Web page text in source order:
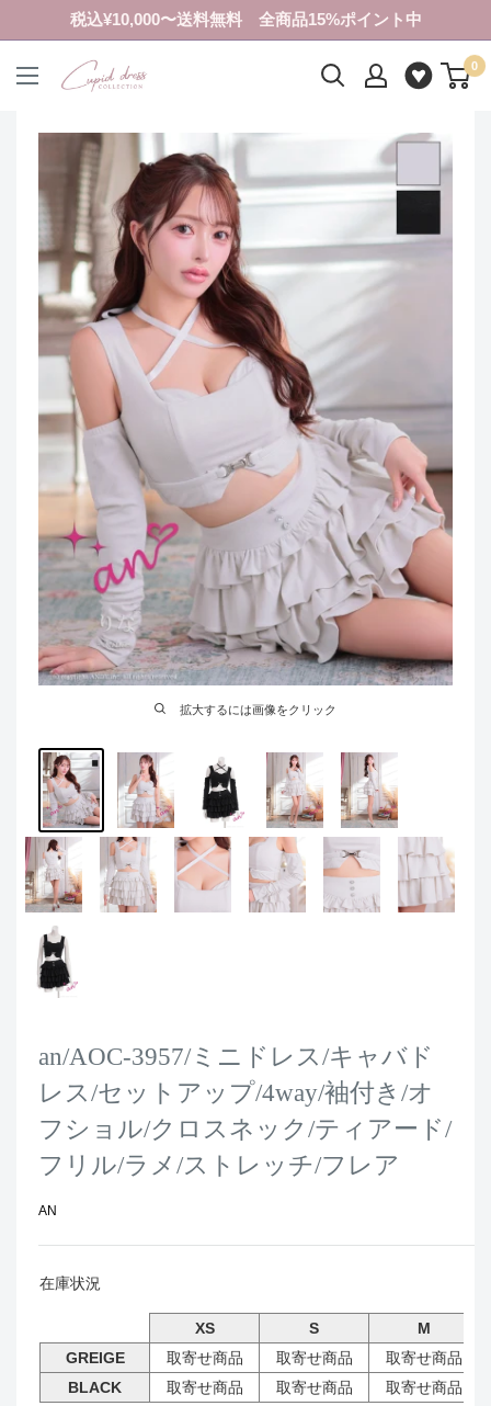
ン
税込¥10,000〜送料無料 全商品15%ポイント中
ク
ド
レ
ク
ョ
ン
0
拡大するには画像をクリック
an/AOC-3957/ミニドレス/キャバド
レス/セットアップ/4way/袖付き/オ
フショル/クロスネック/ティアード/
フリル/ラメ/ストレッチ/フレア
AN
在庫状況
XS S
M
GREIGE
取寄せ商品 取寄せ商品
取寄せ商品
BLACK
取寄せ商品 取寄せ商品
取寄せ商品